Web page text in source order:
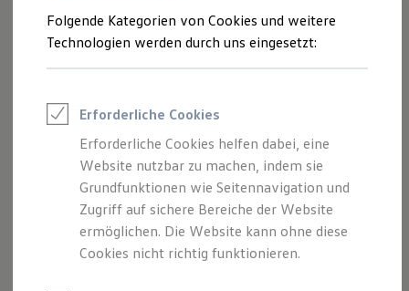
Saisonangebote
Reifenpakete
Leasing
Leasing-Angebote
Elektroauto Leasing
Kleinwagen-Leasing
Leasing ohne Anzahlung
Finanzierung
Autokredit mit Schlussrate
Versicherungen und Garantien
Kfz-Versicherung
Restschuldversicherungen
Garantien
Volkswagen Partner an.
Reifentaschen-Set anfragen
Folgende Kategorien von Cookies und weitere
Technologien werden durch uns eingesetzt:
Erforderliche Cookies
Erforderliche Cookies helfen dabei, eine
Website nutzbar zu machen, indem sie
Grundfunktionen wie Seitennavigation und
Zugriff auf sichere Bereiche der Website
ermöglichen. Die Website kann ohne diese
Cookies nicht richtig funktionieren.